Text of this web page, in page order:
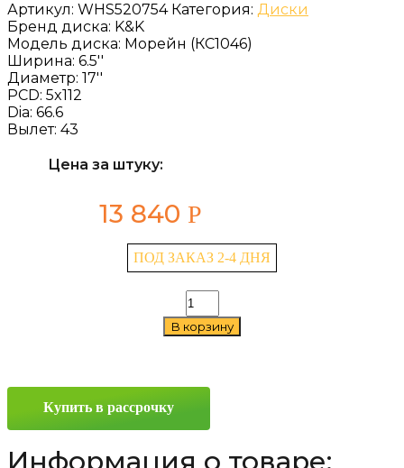
Артикул: WHS520754 Категория: Диски
Бренд диска: K&K
Модель диска: Морейн (КС1046)
Ширина: 6.5''
Диаметр: 17''
PCD: 5x112
Dia: 66.6
Вылет: 43
Цена за штуку:
13 840 Р
ПОД ЗАКАЗ 2-4 ДНЯ
Количество
товара
K&K
5x112
D66.6
черный
В корзину
Купить в рассрочку
Информация о товаре: